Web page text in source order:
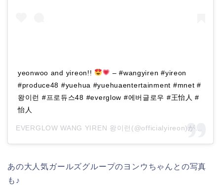
yeonwoo and yireon!!
– #wangyiren #yireon
#produce48 #yuehua #yuehuaentertainment #mnet #
왕이런 #프로듀스48 #everglow #에버글로우 #王怡人 #
怡人
あの大人気ガールズグループのヨンウちゃんとの写真
も♪